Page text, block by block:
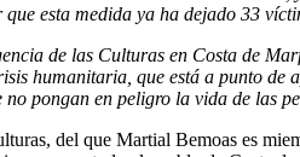
esta medida ya ha dejado 33
de las Culturas en Costa de
humanitaria, que está a punto
pongan en peligro la vida de las
del que Martial Bemoas es